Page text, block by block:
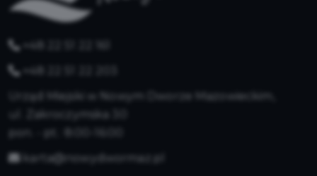
+48 22 51 22 161
+48 22 51 22 203
Urząd Miejski w Nowym Dworze Mazowieckim,
ul. Zakroczymska 30
karta@nowydwormaz.pl